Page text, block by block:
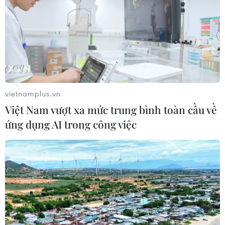
lượng
08/08/2026 01:33
Việt Nam cần theo dõi chặt chẽ các
biện pháp phòng vệ thương mại tại
Canada
08/08/2026 00:39
Libya tiến gần hơn tới mục tiêu khai
thác 2 triệu thùng dầu mỗi ngày
08/08/2026 00:12
Những tư duy mới về
phát triển quốc gia biển mạnh
vietnamplus.vn
Việt Nam vượt xa mức trung bình toàn cầu về
ứng dụng AI trong công việc